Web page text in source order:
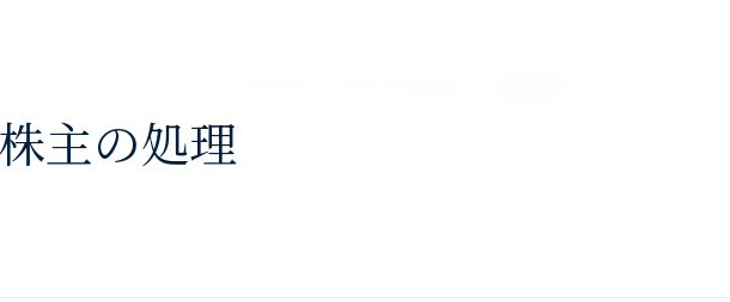
主の処理